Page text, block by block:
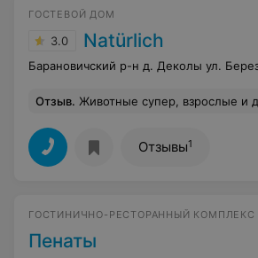
ГОСТЕВОЙ ДОМ
3.0 Natürlich
Барановичский р-н д. Деколы ул.
Отзыв. Животные супер, взрослые и дети останутся точно довольны. Мы
Отзывы1
ГОСТИНИЧНО-РЕСТОРАННЫЙ КОМПЛЕКС
Пенаты